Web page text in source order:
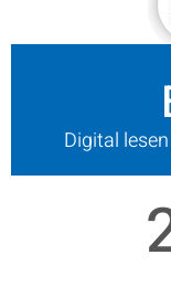
Digital